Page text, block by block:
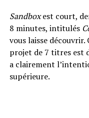
Sandboxest court,
8 minutes, intitulés
vous laisse découvrir.
projet de 7 titres est
a clairement
supérieure.